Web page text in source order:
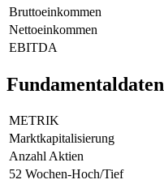
Bruttoeinkommen
Nettoeinkommen
EBITDA
Fundamentaldaten
METRIK
Marktkapitalisierung
Anzahl Aktien
52 Wochen-Hoch/Tief